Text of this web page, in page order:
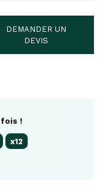
DEMANDER UN
DEVIS
fois !
x12